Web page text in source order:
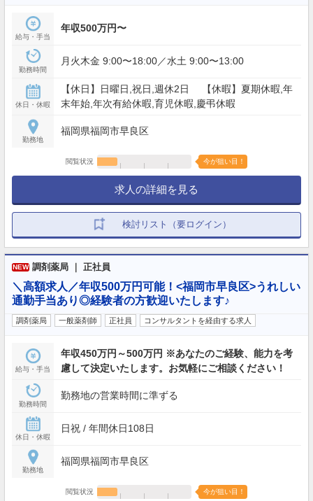
給与・手当
年収500万円〜
勤務時間
月火木金 9:00〜18:00／水土 9:00〜13:00
休日・休暇
【休日】日曜日,祝日,週休2日 【休暇】夏期休暇,年
末年始,年次有給休暇,育児休暇,慶弔休暇
勤務地
福岡県福岡市早良区
閲覧状況 今が狙い目！
求人の詳細を見る
検討リスト（要ログイン）
NEW 調剤薬局 ｜ 正社員
＼高額求人／年収500万円可能！<福岡市早良区>うれしい
通勤手当あり◎経験者の方歓迎いたします♪
調剤薬局 一般薬剤師 正社員 コンサルタントを経由する求人
給与・手当
年収450万円～500万円 ※あなたのご経験、能力を考
慮して決定いたします。お気軽にご相談ください！
勤務時間
勤務地の営業時間に準ずる
休日・休暇
日祝 / 年間休日108日
勤務地
福岡県福岡市早良区
閲覧状況 今が狙い目！